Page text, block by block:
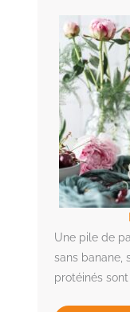
Une pile de
sans banane,
protéinés